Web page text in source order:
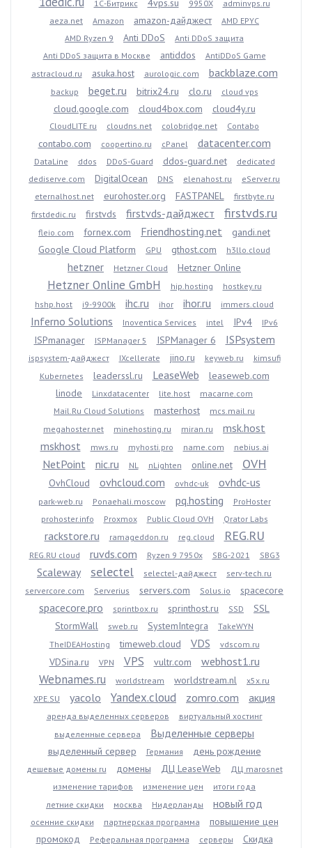
1С-Битрикс 4vps.su 9950X
adminvps.ru
aeza.net
Amazon amazon-дайджест
AMD EPYC
AMD Ryzen 9
Anti DDoS
Anti DDoS защита
Anti DDoS защита в Москве
antiddos
AntiDDoS Game
astracloud.ru
asuka.host aurologic.com backblaze.com
backup beget.ru bitrix24.ru clo.ru cloud vps
cloud.google.com cloud4box.com cloud4y.ru
CloudLITE.ru cloudns.net colobridge.net Contabo
contabo.com coopertino.ru cPanel datacenter.com
DataLine ddos DDoS-Guard ddos-guard.net
dedicated
dediserve.com
DigitalOcean DNS elenahost.ru
eServer.ru
eternalhost.net
eurohoster.org FASTPANEL
firstbyte.ru
firstdedic.ru
firstvds firstvds-дайджест firstvds.ru
fleio.com fornex.com Friendhosting.net
gandi.net
Google Cloud Platform
GPU gthost.com h3llo.cloud
hetzner Hetzner Cloud Hetzner Online
Hetzner Online GmbH hip.hosting
hostkey.ru
hshp.host
i9-9900k ihc.ru ihor ihor.ru immers.cloud
Inferno Solutions Inoventica Services intel IPv4 IPv6
ISPmanager ISPManager 5 ISPManager 6 ISPsystem
ispsystem-дайджест IXcellerate jino.ru keyweb.ru
kimsufi
Kubernetes
leaderssl.ru LeaseWeb
leaseweb.com
linode
Linxdatacenter lite.host
macarne.com
Mail.Ru Cloud Solutions
masterhost
mcs.mail.ru
megahoster.net
minehosting.ru miran.ru
msk.host
mskhost
mws.ru myhosti.pro name.com nebius.ai
NetPoint nic.ru NL nLighten online.net OVH
OvhCloud ovhcloud.com ovhdc-uk ovhdc-us
park-web.ru Ponaehali.moscow pq.hosting
ProHoster
prohoster.info
Proxmox Public Cloud OVH Qrator Labs
rackstore.ru ramageddon.ru reg.cloud REG.RU
REG.RU cloud ruvds.com Ryzen 9 7950x SBG-2021 SBG3
Scaleway selectel selectel-дайджест
serv-tech.ru
servercore.com
Serverius servers.com Solus.io spacecore
spacecore.pro sprintbox.ru sprinthost.ru SSD
SSL
StormWall
sweb.ru SystemIntegra
TakeWYN
TheIDEAHosting
timeweb.cloud VDS vdscom.ru
VDSina.ru VPN VPS vultr.com webhost1.ru
Webnames.ru worldstream worldstream.nl
x5x.ru
XPE.SU
yacolo Yandex.cloud zomro.com акция
аренда выделенных серверов
виртуальный хостинг
выделенные сервера
Выделенные серверы
выделенный сервер Германия день рождение
дешевые домены ru домены ДЦ LeaseWeb
ДЦ marosnet
изменение тарифов
изменение цен
итоги года
летние скидки
москва Нидерланды новый год
осенние скидки партнерская программа
повышение цен
промокод
Реферальная программа серверы
Скидка